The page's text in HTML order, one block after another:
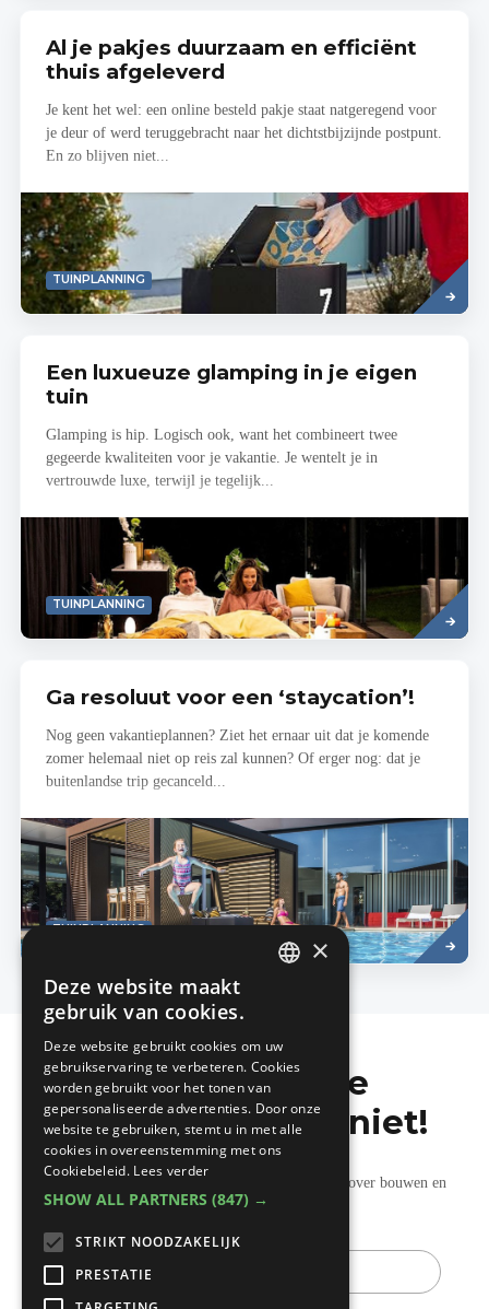
Al je pakjes duurzaam en efficiënt
thuis afgeleverd
Je kent het wel: een online besteld pakje staat natgeregend voor
je deur of werd teruggebracht naar het dichtstbijzijnde postpunt.
En zo blijven niet...
TUINPLANNING
Read
more
Een luxueuze glamping in je eigen
tuin
Glamping is hip. Logisch ook, want het combineert twee
gegeerde kwaliteiten voor je vakantie. Je wentelt je in
vertrouwde luxe, terwijl je tegelijk...
TUINPLANNING
Read
more
Ga resoluut voor een ‘staycation’!
Nog geen vakantieplannen? Ziet het ernaar uit dat je komende
zomer helemaal niet op reis zal kunnen? Of erger nog: dat je
buitenlandse trip gecanceld...
TUINPLANNING
Lees
meer
Mis de laatste
bouwnieuwtjes niet!
Ontvang onze wekelijkse updates vol nuttige tips over bouwen en
verbouwen.
E-
mail
×
Deze website maakt
gebruik van cookies.
Deze website gebruikt cookies om uw
gebruikservaring te verbeteren. Cookies
worden gebruikt voor het tonen van
gepersonaliseerde advertenties. Door onze
website te gebruiken, stemt u in met alle
cookies in overeenstemming met ons
Cookiebeleid. Lees verder
SHOW ALL PARTNERS (847) →
STRIKT NOODZAKELIJK
PRESTATIE